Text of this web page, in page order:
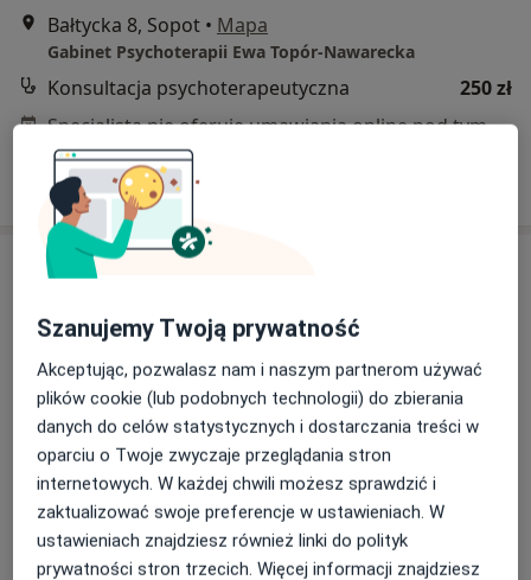
Bałtycka 8, Sopot • Mapa
Gabinet Psychoterapii Ewa Topór-Nawarecka
Konsultacja psychoterapeutyczna
250 zł
Specjalista nie oferuje umawiania online pod tym adresem.
Poproś o wizytę
Bezpieczne płatności
mgr Anna Jarzewska
Psycholog, Psychoterapeuta·Więcej
25 opinii
Szanujemy Twoją prywatność
Akceptując, pozwalasz nam i naszym partnerom używać
plików cookie (lub podobnych technologii) do zbierania
danych do celów statystycznych i dostarczania treści w
oparciu o Twoje zwyczaje przeglądania stron
internetowych. W każdej chwili możesz sprawdzić i
zaktualizować swoje preferencje w ustawieniach. W
ustawieniach znajdziesz również linki do polityk
prywatności stron trzecich. Więcej informacji znajdziesz